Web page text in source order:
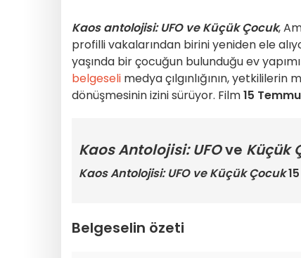
Kaos antolojisi: UFO ve Küçük Çocuk,
profilli vakalarından birini yeniden ele
yaşında bir çocuğun bulunduğu ev
belgeseli medya çılgınlığının,
dönüşmesinin izini sürüyor. Film15
Kaos Antolojisi: UFOve Küçük
Kaos Antolojisi: UFO ve Küçük Çocuk
Belgeselin özeti